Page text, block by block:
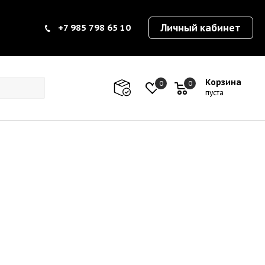
+7 985 798 65 10 Личный кабинет
0 Корзина
0
пуста
0